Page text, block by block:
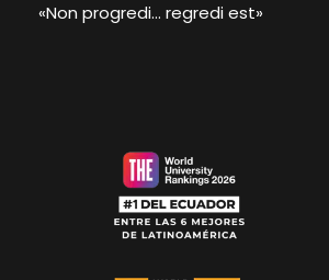
«Non progredi… regredi est»